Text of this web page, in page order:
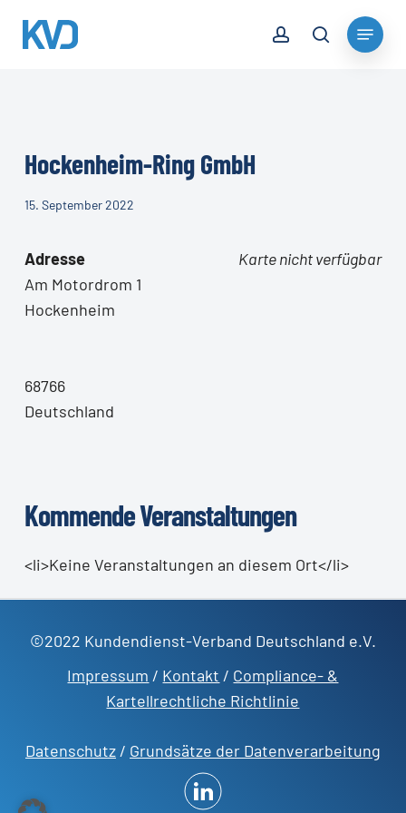
search
Menu
Hockenheim-Ring GmbH
15. September 2022
Karte nicht verfügbar
Adresse
Am Motordrom 1
Hockenheim
68766
Deutschland
Kommende Veranstaltungen
<li>Keine Veranstaltungen an diesem Ort</li>
©2022 Kundendienst-Verband Deutschland e.V.
Impressum / Kontakt / Compliance- &
Kartellrechtliche Richtlinie
Datenschutz/ Grundsätze der Datenverarbeitung
Close